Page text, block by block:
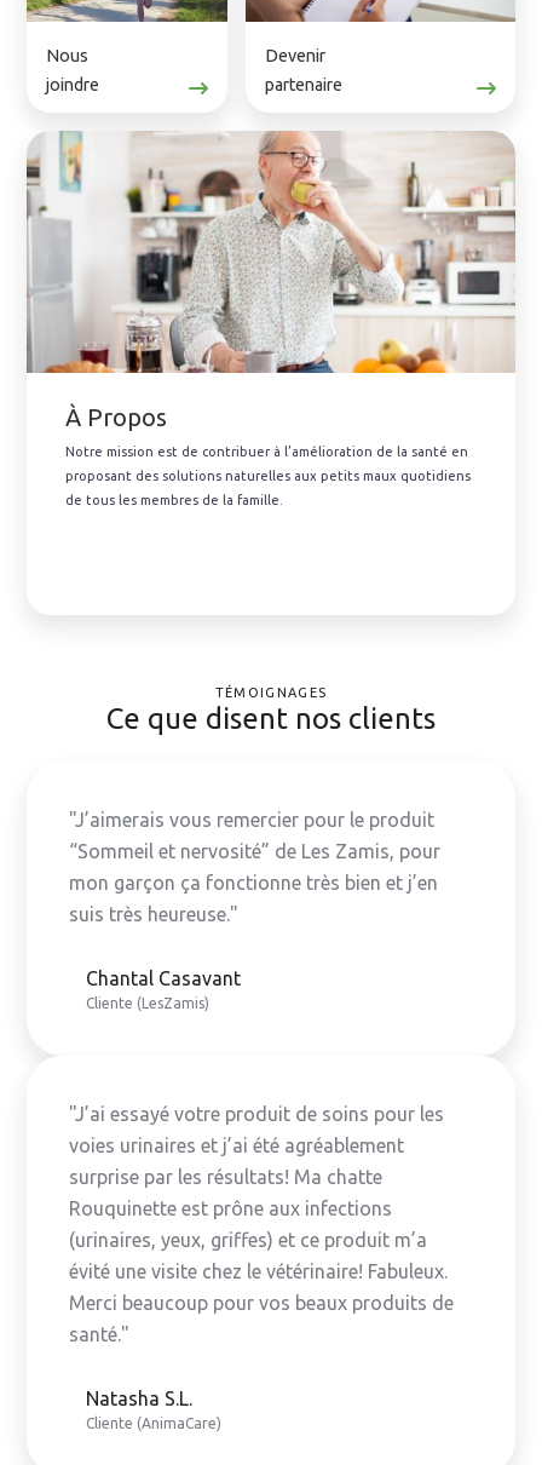
Nous
joindre
Devenir
partenaire
À Propos
Notre mission est de contribuer à l’amélioration de la santé en
proposant des solutions naturelles aux petits maux quotidiens
de tous les membres de la famille.
TÉMOIGNAGES
Ce que disent nos clients
"J’aimerais vous remercier pour le produit
“Sommeil et nervosité” de Les Zamis, pour
mon garçon ça fonctionne très bien et j’en
suis très heureuse."
Chantal Casavant
Cliente (LesZamis)
"J’ai essayé votre produit de soins pour les
voies urinaires et j’ai été agréablement
surprise par les résultats! Ma chatte
Rouquinette est prône aux infections
(urinaires, yeux, griffes) et ce produit m’a
évité une visite chez le vétérinaire! Fabuleux.
Merci beaucoup pour vos beaux produits de
santé."
Natasha S.L.
Cliente (AnimaCare)